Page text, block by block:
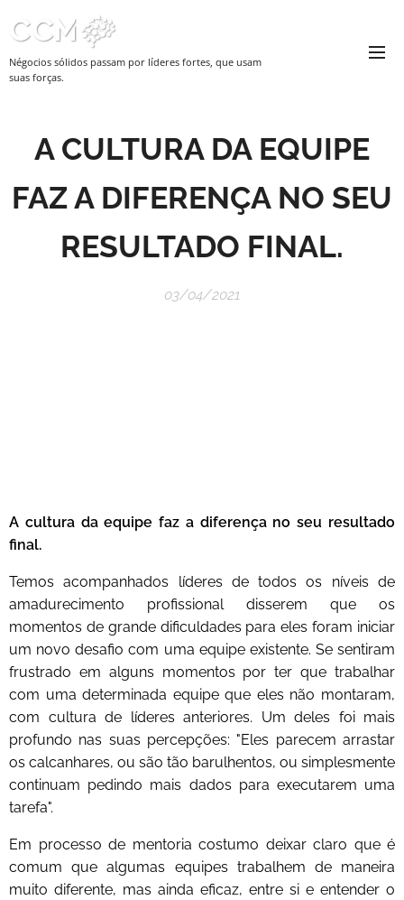
Négocios sólidos passam por líderes fortes, que usam
suas forças.
A CULTURA DA EQUIPE
FAZ A DIFERENÇA NO SEU
RESULTADO FINAL.
03/04/2021
A cultura da equipe faz a diferença no seu resultado
final.
Temos acompanhados líderes de todos os níveis de
amadurecimento profissional disserem que os
momentos de grande dificuldades para eles foram iniciar
um novo desafio com uma equipe existente. Se sentiram
frustrado em alguns momentos por ter que trabalhar
com uma determinada equipe que eles não montaram,
com cultura de líderes anteriores. Um deles foi mais
profundo nas suas percepções: "Eles parecem arrastar
os calcanhares, ou são tão barulhentos, ou simplesmente
continuam pedindo mais dados para executarem uma
tarefa".
Em processo de mentoria costumo deixar claro que é
comum que algumas equipes trabalhem de maneira
muito diferente, mas ainda eficaz, entre si e entender o